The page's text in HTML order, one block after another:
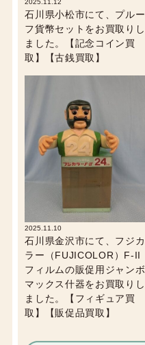
石川県小松市にて、プルー
フ貨幣セットをお買取りし
ました。【記念コイン買
取】【古銭買取】
2025.11.10
石川県金沢市にて、フジカ
ラー（FUJICOLOR）F-II
フィルムの販促用ジャンボ
マックス什器をお買取りし
ました。【フィギュア買
取】【販促品買取】